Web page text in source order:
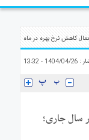
کاهش نرخ بهره در ماه
- 13:32
سال جاری؛